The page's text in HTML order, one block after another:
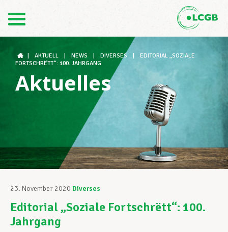
FR
Der LCGB
Gewerkschaftsstrukturen
Unterstützung im Arbeitsalltag
Ihre Rechte
AKTUELL NEWS DIVERSES
EDITORIAL „SOZIALE
FORTSCHRËTT“: 100. JAHRGANG
Aktuelles
23. November 2020 Diverses
Editorial „Soziale Fortschrëtt“: 100.
Jahrgang